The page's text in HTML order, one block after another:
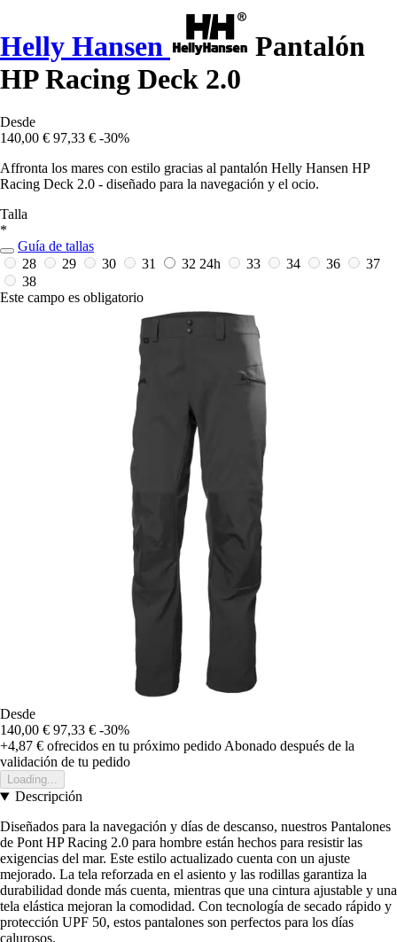
Helly Hansen
Pantalón
HP Racing Deck 2.0
Desde
140,00 € 97,33 € -30%
Affronta los mares con estilo gracias al pantalón Helly Hansen HP
Racing Deck 2.0 - diseñado para la navegación y el ocio.
Talla
*
Guía de tallas
28
29 30 31 32 24h 33 34 36
37
38
Este campo es obligatorio
Desde
140,00 € 97,33 € -30%
+4,87 € ofrecidos en tu próximo pedidoAbonado después de la
validación de tu pedido
Loading...
Descripción
Diseñados para la navegación y días de descanso, nuestros Pantalones
de Pont HP Racing 2.0 para hombre están hechos para resistir las
exigencias del mar. Este estilo actualizado cuenta con un ajuste
mejorado. La tela reforzada en el asiento y las rodillas garantiza la
durabilidad donde más cuenta, mientras que una cintura ajustable y una
tela elástica mejoran la comodidad. Con tecnología de secado rápido y
protección UPF 50, estos pantalones son perfectos para los días
calurosos.